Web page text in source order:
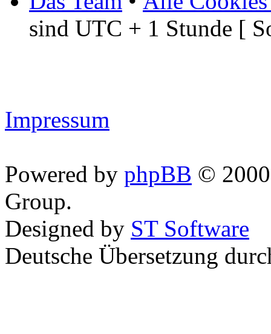
sind UTC + 1 Stunde [
Impressum
Powered by phpBB ©
Group.
Designed by ST Software
Deutsche Übersetzung